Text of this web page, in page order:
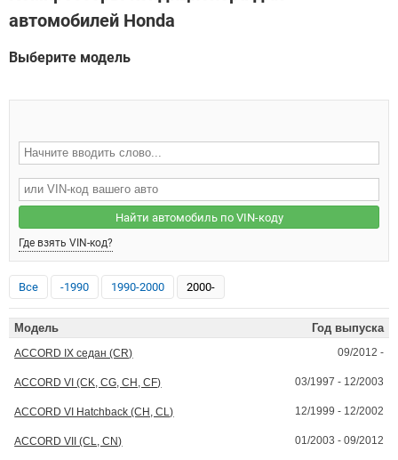
автомобилей Honda
Выберите модель
Найти автомобиль по VIN-коду
Где взять VIN-код?
Все -1990 1990-2000 2000-
Модель Год выпуска
ACCORD IX седан (CR) 09/2012 -
ACCORD VI (CK, CG, CH, CF) 03/1997 - 12/2003
ACCORD VI Hatchback (CH, CL) 12/1999 - 12/2002
ACCORD VII (CL, CN) 01/2003 - 09/2012